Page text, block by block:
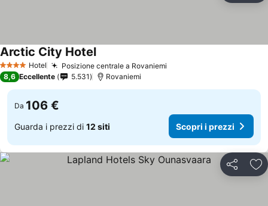
4 Stelle Hotel Posizione centrale a Rovaniemi
Arctic City Hotel
8,6 Eccellente 5.531 Rovaniemi
Da 106 €
Guarda i prezzi di 12 siti Scopri i prezzi
Condividi